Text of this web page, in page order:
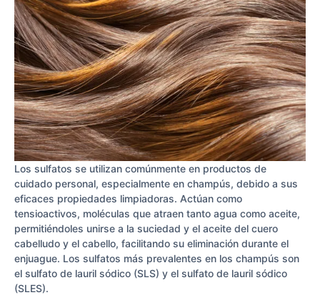
Los sulfatos se utilizan comúnmente en productos de
cuidado personal, especialmente en champús, debido a sus
eficaces propiedades limpiadoras. Actúan como
tensioactivos, moléculas que atraen tanto agua como aceite,
permitiéndoles unirse a la suciedad y el aceite del cuero
cabelludo y el cabello, facilitando su eliminación durante el
enjuague. Los sulfatos más prevalentes en los champús son
el sulfato de lauril sódico (SLS) y el sulfato de lauril sódico
(SLES).